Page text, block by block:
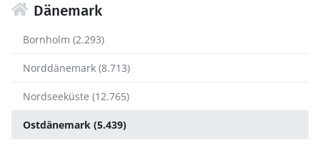
Dänemark
Bornholm (2.293)
Norddänemark (8.713)
Nordseeküste (12.765)
Ostdänemark (5.439)